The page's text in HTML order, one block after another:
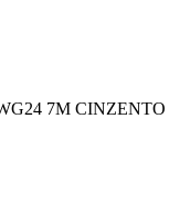
7M CINZENTO